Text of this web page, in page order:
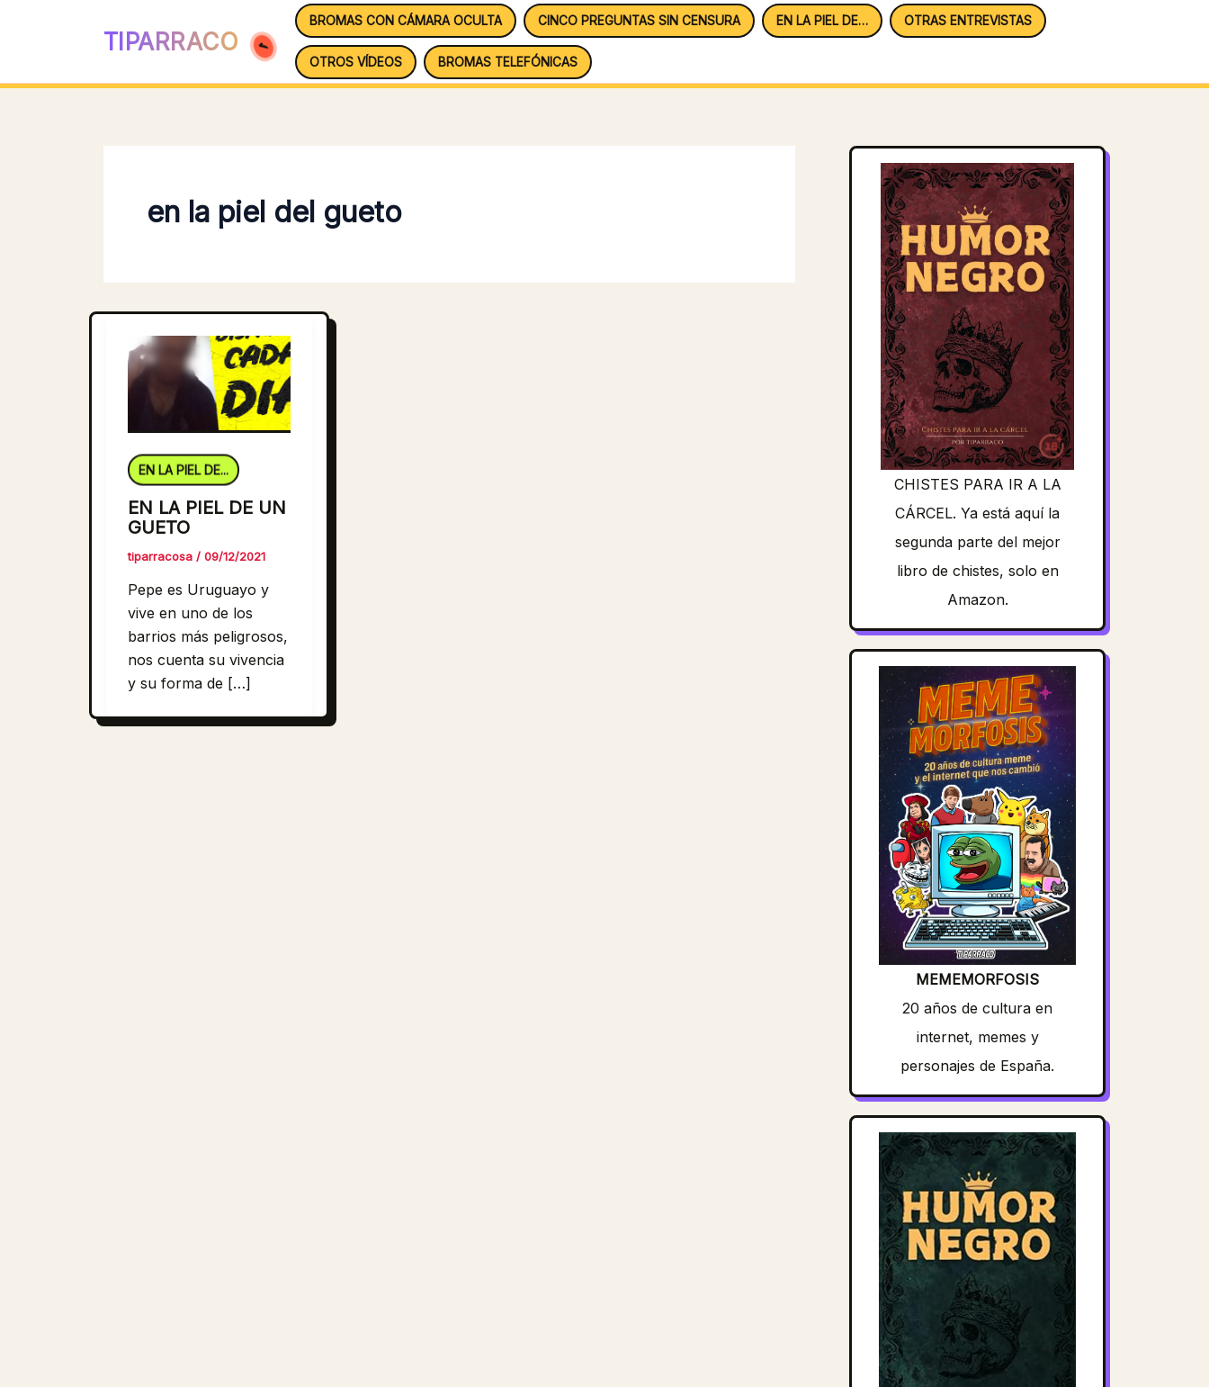
TIPARRACO
BROMAS CON CÁMARA OCULTA CINCO PREGUNTAS SIN CENSURA EN LA PIEL DE… OTRAS ENTREVISTAS
OTROS VÍDEOS BROMAS TELEFÓNICAS
en la piel del gueto
EN LA PIEL DE...
EN LA PIEL DE UN
GUETO
tiparracosa / 09/12/2021
Pepe es Uruguayo y
vive en uno de los
barrios más peligrosos,
nos cuenta su vivencia
y su forma de […]
CHISTES PARA IR A LA
CÁRCEL. Ya está aquí la
segunda parte del mejor
libro de chistes, solo en
Amazon.
MEMEMORFOSIS
20 años de cultura en
internet, memes y
personajes de España.